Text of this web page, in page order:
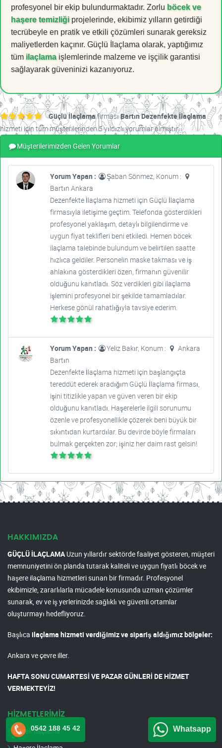
profesyonel bir ekip bulundurmaktadır. Zorlu böcek ve
haşere temizliği projelerinde, ekibimiz yılların getirdiği
tecrübeyle en pratik ve etkili çözümleri sunarak gereksiz
maliyetlerden kaçınır. Güçlü İlaçlama olarak, yaptığımız
tüm ilaçlamaişlemlerinde malzeme ve işçilik garantisi
sağlayarak güveninizi kazanıyoruz.
Güçlü İlaçlamafirmasıBartın Dezenfekte İlaçlama
hizmeti için tüm müşterilerinden 5 yıldızlı yorumlar almıştır.
Müşterilerimizden Gelen Yorumlar
Yorum Yapan :
Şaban Sönmez, Konum :
Bartın Ankara
Dezenfekte İlaçlama hizmeti için Güçlü İlaçlama
firmasıyla iletişime geçtim. Telefonda gösterdikleri
profesyonel yaklaşım, detaylı bilgilendirme ve
uygun fiyat teklifleri beni etkiledi. Hemen böcek
ilaçlama talebinde bulundum ve belirtilen saatte
hızlıca geldiler. Personelin maske takması ve iş
ahlakına gösterdikleri özen, firmanın güvenilir
olduğunu kanıtladı. Söz verdikleri gibi ilaçlama
işlemini profesyonel bir şekilde tamamladılar.
Herkese gönül rahatlığıyla tavsiye ederim.
Yorum Yapan : Yeliz Bakır, Konum :
Ankara
Bartın
Dezenfekte İlaçlama hizmeti için başlangıçta
tereddüt ederek aradığım Güçlü İlaçlama firması,
işini titizlikle yapan ve güven veren bir ekip
olduğunu kanıtladı. Haşerelerle ilgili sorunumu
özenle ve profesyonellikle çözerek beni büyük bir
sıkıntıdan kurtardılar. Bu devirde böyle firmaları
bulmak gerçekten zor; işiniz her daim rast gelsin!
HAKKIMIZDA
GÜÇLÜ İLAÇLAMAUzun yıllardır sektörde faaliyet gösteren, müşteri
memnuniyetini ön planda tutarak kaliteli ve uygun fiyatlı böcek ve
haşere ilaçlama hizmetleri sunan bir firmadır. Profesyonel
ekibimizle, zararlılarla mücadele konusunda uzman çözümler
sunarak, ev ve iş yerlerinizde sağlıklı ve güvenli ortamlar
oluşturmayı hedefliyoruz.
Başlıca ilaçlama hizmeti verdiğimiz ve sipariş aldığımız bölgeler:
Ankara ve çevre iller.
HAFTA SONU CUMARTESİ VE PAZAR GÜNLERİ DE HİZMET
VERMEKTEYİZ!
HİZMETLERİMİZ
Böcek İlaçlama
0542 188 45 42 Whatsapp